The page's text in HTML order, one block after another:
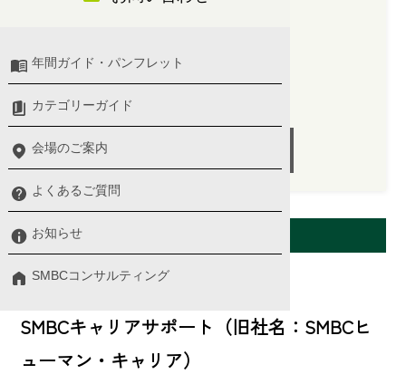
年間ガイド・パンフレット
カテゴリーガイド
会場のご案内
よくあるご質問
お知らせ
SMBCコンサルティング
2025/10/06(月)
14:00 〜 17:00
会場案内
来場会場
SMBCキャリアサポート（旧社名：SMBCヒ
ューマン・キャリア）